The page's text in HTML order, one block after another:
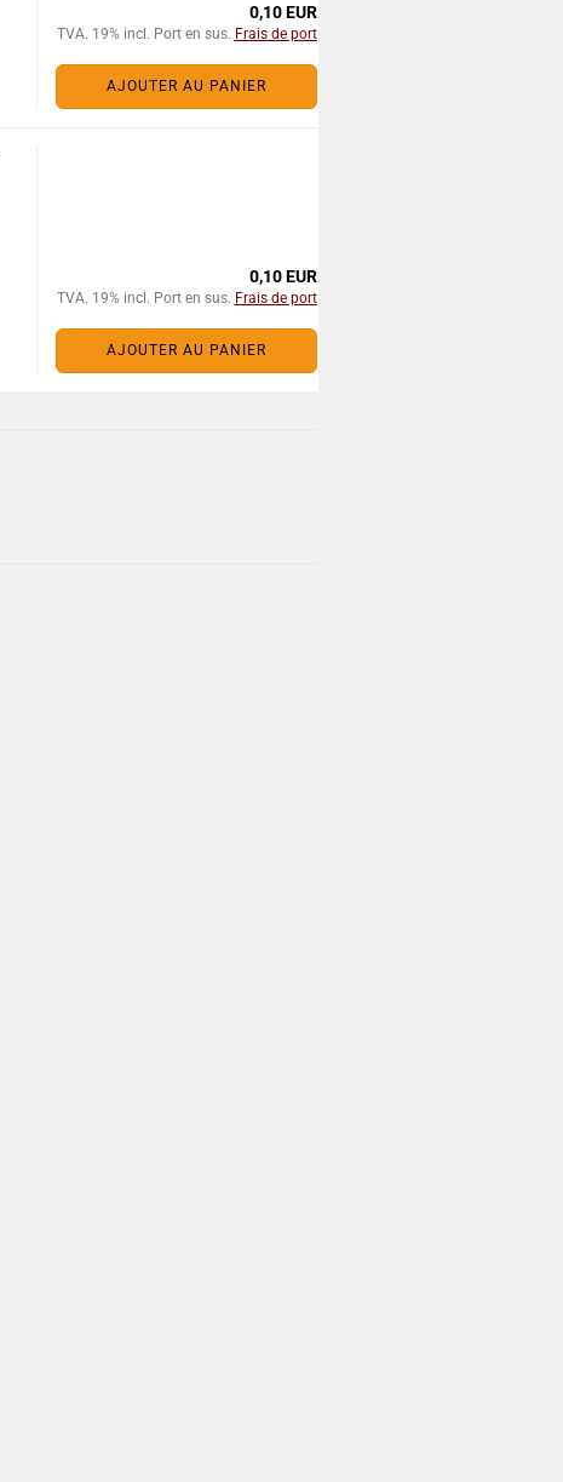
0,10 EUR
TVA. 19% incl. Port en sus. Frais de port
AJOUTER AU PANIER
0,10 EUR
TVA. 19% incl. Port en sus. Frais de port
AJOUTER AU PANIER